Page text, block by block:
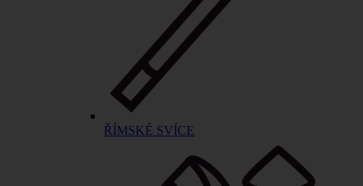
ŘÍMSKÉ SVÍCE